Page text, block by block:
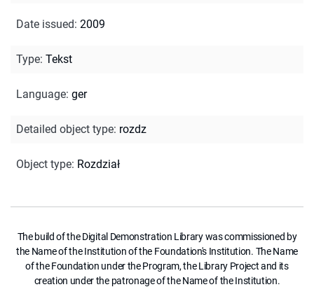
Date issued: 2009
Type: Tekst
Language: ger
Detailed object type: rozdz
Object type: Rozdział
The build of the Digital Demonstration Library was commissioned by
the Name of the Institution of the Foundation's Institution. The Name
of the Foundation under the Program, the Library Project and its
creation under the patronage of the Name of the Institution.